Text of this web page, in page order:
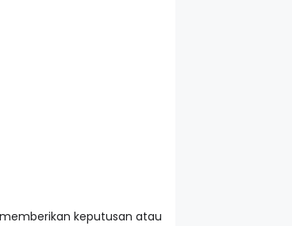
keputusan atau